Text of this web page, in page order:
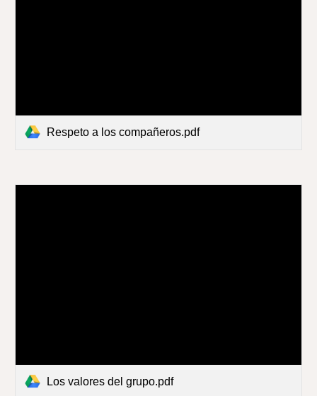
Respeto a los compañeros.pdf
Los valores del grupo.pdf